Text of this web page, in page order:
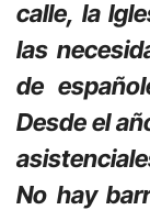
calle, la
las
de
Desde el
No hay